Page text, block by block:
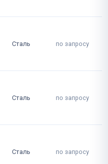
Сталь по запросу
Сталь по запросу
Сталь по запросу